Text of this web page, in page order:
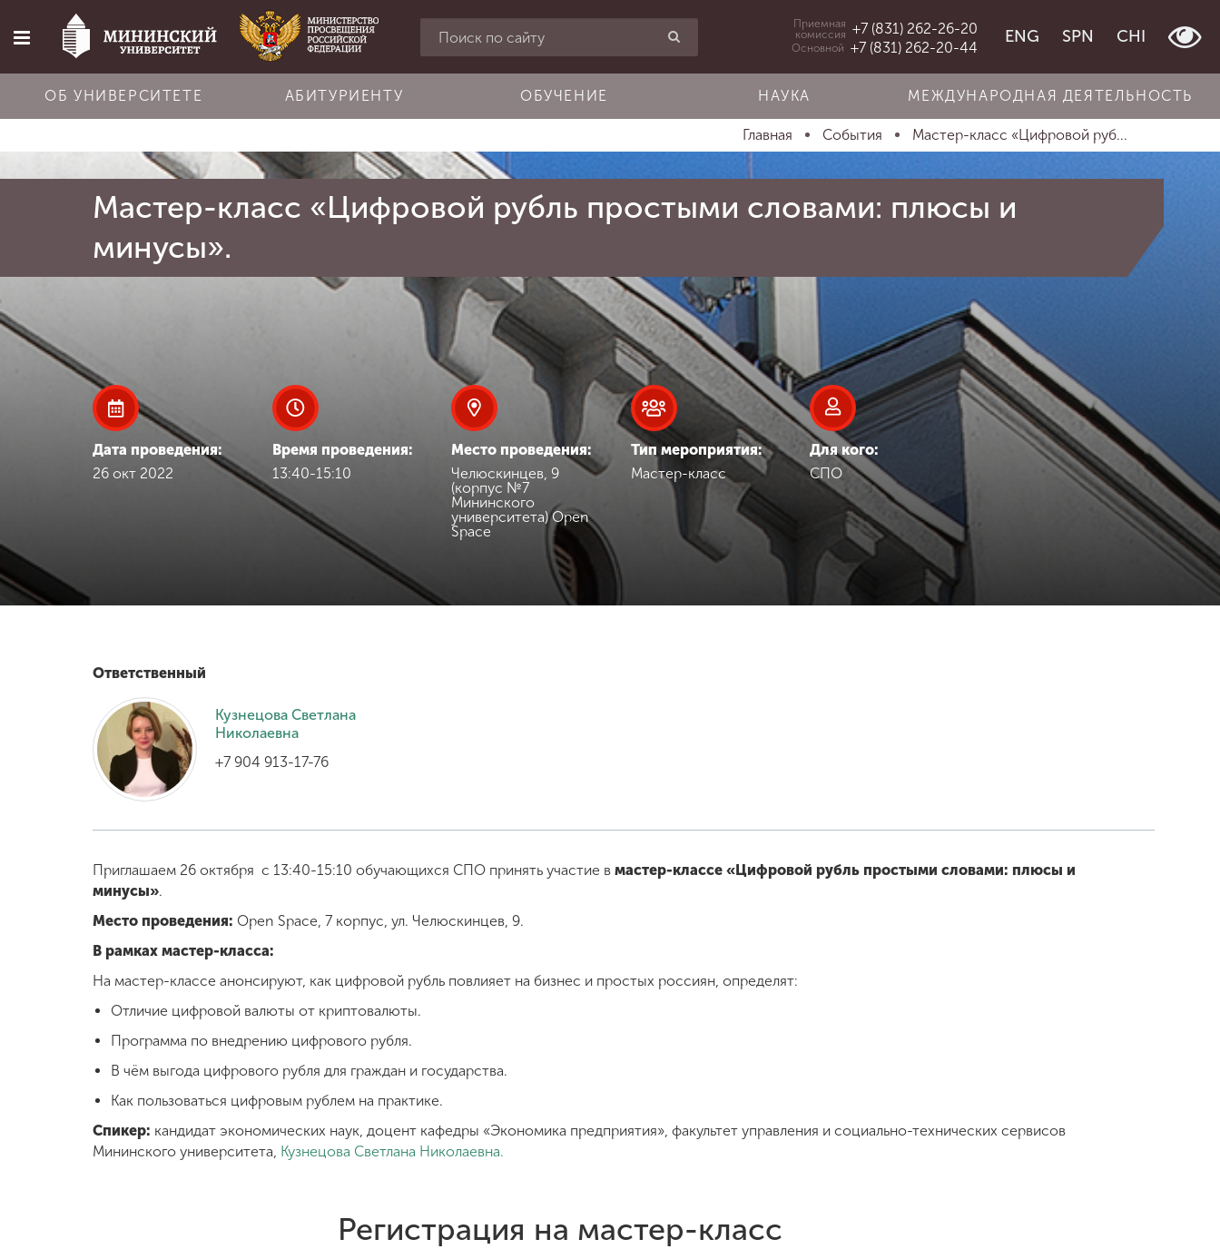
Главная
Об университете
Наука
Международная
деятельность
Студенческая
жизнь
Сведения об
образовательной
организации
Приемная
комиссия
+7 (831) 262-26-20
Приемная
комиссия +7 (831) 262-26-20
Основной +7 (831) 262-20-44
ENG SPN CHI
ОБ УНИВЕРСИТЕТЕ АБИТУРИЕНТУ ОБУЧЕНИЕ НАУКА МЕЖДУНАРОДНАЯ ДЕЯТЕЛЬНОСТЬ
Главная События Мастер-класс «Цифровой руб...
Мастер-класс «Цифровой рубль простыми словами: плюсы и
минусы».
Дата проведения:
26 окт 2022
Время проведения:
13:40-15:10
Место проведения:
Челюскинцев, 9
(корпус №7
Мининского
университета) Open
Space
Тип мероприятия:
Мастер-класс
Для кого:
СПО
Ответственный
Кузнецова Светлана
Николаевна
+7 904 913-17-76
Приглашаем 26 октября с 13:40-15:10 обучающихся СПО принять участие в мастер-классе «Цифровой рубль простыми словами: плюсы и
минусы».
Место проведения: Open Space, 7 корпус, ул. Челюскинцев, 9.
В рамках мастер-класса:
На мастер-классе анонсируют, как цифровой рубль повлияет на бизнес и простых россиян, определят:
Отличие цифровой валюты от криптовалюты.
Программа по внедрению цифрового рубля.
В чём выгода цифрового рубля для граждан и государства.
Как пользоваться цифровым рублем на практике.
Спикер: кандидат экономических наук, доцент кафедры «Экономика предприятия», факультет управления и социально-технических сервисов
Мининского университета, Кузнецова Светлана Николаевна.
Регистрация на мастер-класс